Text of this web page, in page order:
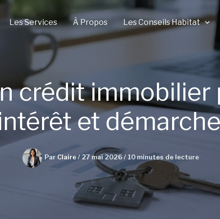
Les Services À Propos Les Conseils Habitat
crédit immobilier
et
Par Claire/ 27 mai 2026/ 10 minutes de lecture